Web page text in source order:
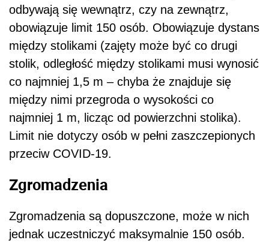
odbywają się wewnątrz, czy na zewnątrz,
obowiązuje limit 150 osób. Obowiązuje dystans
między stolikami (zajęty może być co drugi
stolik, odległość między stolikami musi wynosić
co najmniej 1,5 m – chyba że znajduje się
między nimi przegroda o wysokości co
najmniej 1 m, licząc od powierzchni stolika).
Limit nie dotyczy osób w pełni zaszczepionych
przeciw COVID-19.
Zgromadzenia
Zgromadzenia są dopuszczone, może w nich
jednak uczestniczyć maksymalnie 150 osób.